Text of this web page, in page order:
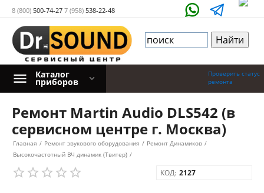
8 (800) 500-74-27 7 (958) 538-22-48
Проверить статус
ремонта
Каталог
приборов
Ремонт Martin Audio DLS542 (в
сервисном центре г. Москва)
Главная / Ремонт звукового оборудования / Ремонт Динамиков /
Высокочастотный ВЧ динамик (Твитер) /
КОД: 2127